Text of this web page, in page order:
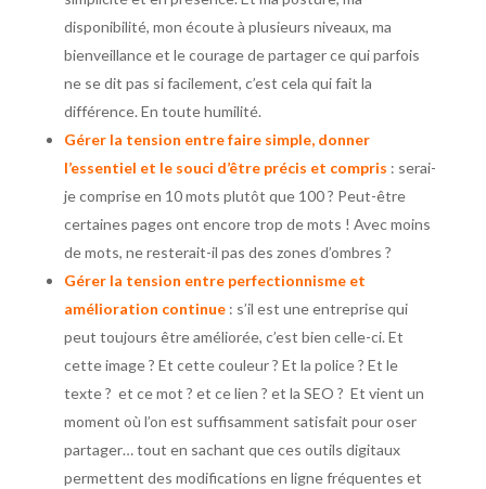
disponibilité, mon écoute à plusieurs niveaux, ma
bienveillance et le courage de partager ce qui parfois
ne se dit pas si facilement, c’est cela qui fait la
différence. En toute humilité.
Gérer la tension entre faire simple, donner
l’essentiel et le souci d’être précis et compris : serai-
je comprise en 10 mots plutôt que 100 ? Peut-être
certaines pages ont encore trop de mots ! Avec moins
de mots, ne resterait-il pas des zones d’ombres ?
Gérer la tension entre perfectionnisme et
amélioration continue: s’il est une entreprise qui
peut toujours être améliorée, c’est bien celle-ci. Et
cette image ? Et cette couleur ? Et la police ? Et le
texte ? et ce mot ? et ce lien ? et la SEO ? Et vient un
moment où l’on est suffisamment satisfait pour oser
partager… tout en sachant que ces outils digitaux
permettent des modifications en ligne fréquentes et